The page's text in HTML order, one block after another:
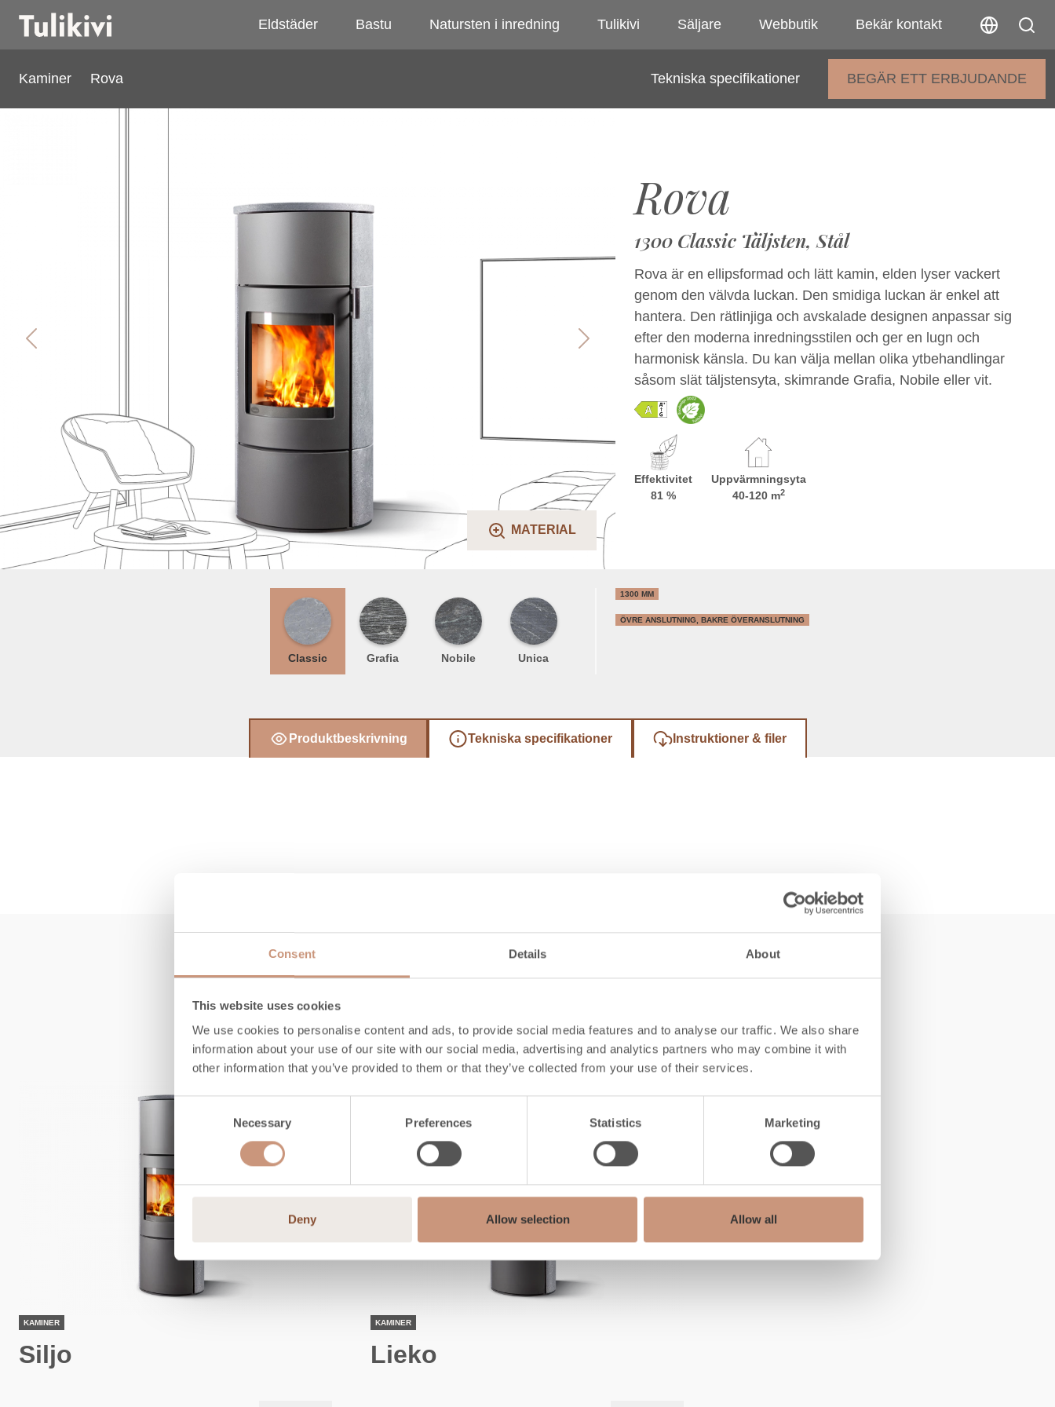
Consent Details About
This website uses cookies
We use cookies to personalise content and ads, to provide social media features and to analyse our traffic. We also share
information about your use of our site with our social media, advertising and analytics partners who may combine it with
other information that you’ve provided to them or that they’ve collected from your use of their services.
Consent
Necessary Preferences Statistics Marketing
Deny Allow selection Allow all
Eldstäder Bastu Natursten i inredning Tulikivi Säljare Webbutik Bekär kontakt
Kaminer Rova Tekniska specifikationer BEGÄR ETT ERBJUDANDE
Previous Next
MATERIAL
Rova
1300 Classic Täljsten, Stål
Rova är en ellipsformad och lätt kamin, elden lyser vackert
genom den välvda luckan. Den smidiga luckan är enkel att
hantera. Den rätlinjiga och avskalade designen anpassar sig
efter den moderna inredningsstilen och ger en lugn och
harmonisk känsla. Du kan välja mellan olika ytbehandlingar
såsom slät täljstensyta, skimrande Grafia, Nobile eller vit.
Effektivitet
81 %
Uppvärmningsyta
40-120 m2
Classic Grafia Nobile Unica
1300 MM
ÖVRE ANSLUTNING, BAKRE ÖVERANSLUTNING
Produktbeskrivning Tekniska specifikationer Instruktioner & filer
Kolla in också
KAMINER
Siljo
KAMINER
Lieko